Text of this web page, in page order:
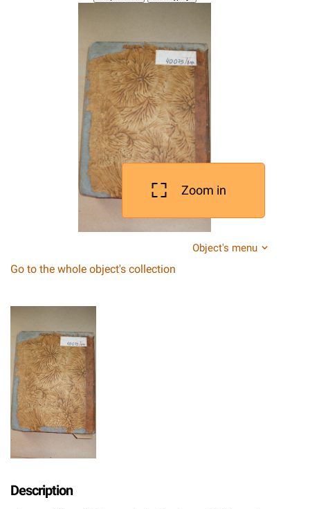
Zoom in
Object's menu
Go to the whole object's collection
Description